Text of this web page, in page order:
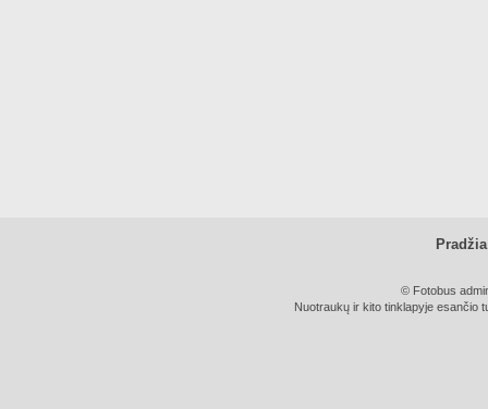
Pradžia
© Fotobus
Nuotraukų ir kito tinklapyje esančio